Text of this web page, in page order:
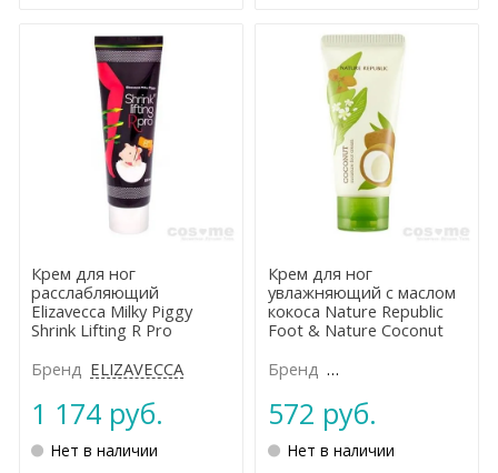
Крем для ног
расслабляющий
Elizavecca Milky Piggy
Shrink Lifting R Pro
Бренд ELIZAVECCA
1 174 руб.
Нет в наличии
Крем для ног
увлажняющий с маслом
кокоса Nature Republic
Foot & Nature Coconut
Бренд NATURE REPUBLIC
572 руб.
Нет в наличии